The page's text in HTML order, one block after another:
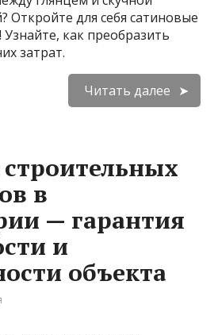
Откройте для себя сатиновые
как преобразить
затрат.
Читать далее
в
— гарантия
и
объекта